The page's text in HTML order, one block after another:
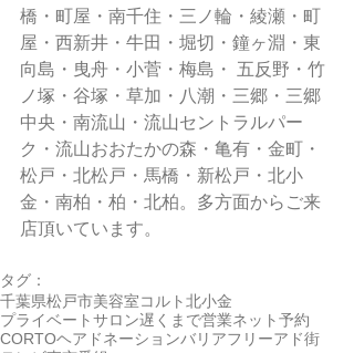
橋・町屋・南千住・三ノ輪・綾瀬・町
屋・西新井・牛田・堀切・鐘ヶ淵・東
向島・曳舟・小菅・梅島・ 五反野・竹
ノ塚・谷塚・草加・八潮・三郷・三郷
中央・南流山・流山セントラルパー
ク・流山おおたかの森・亀有・金町・
松戸・北松戸・馬橋・新松戸・北小
金・南柏・柏・北柏。多方面からご来
店頂いています。
タグ：
千葉県松戸市美容室コルト北小金
プライベートサロン遅くまで営業ネット予約
CORTOヘアドネーションバリアフリーアド街